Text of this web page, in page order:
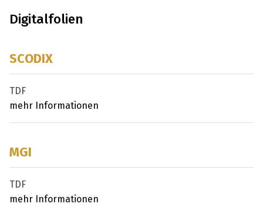
Digitalfolien
SCODIX
TDF
mehr Informationen
MGI
TDF
mehr Informationen